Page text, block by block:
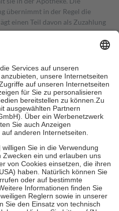
übernimmt in der Regel die
einen Teil davon als Zuzahlung
in Höhe von zehn
nie mehr als die tatsächlichen
auch für Online-Apotheken.
beträgt die
sowie zehn Euro je
für ihre eigene Gesundheit zu
der Familie zu unterstützen,
vollendeten 18. Lebensjahr
Früherkennung, die von der